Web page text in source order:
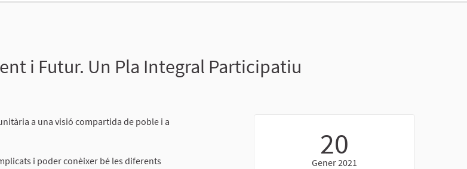
i Futur. Un Pla Integral Participatiu
20
Gener 2021
a una visió compartida de poble i a
i poder conèixer bé les diferents